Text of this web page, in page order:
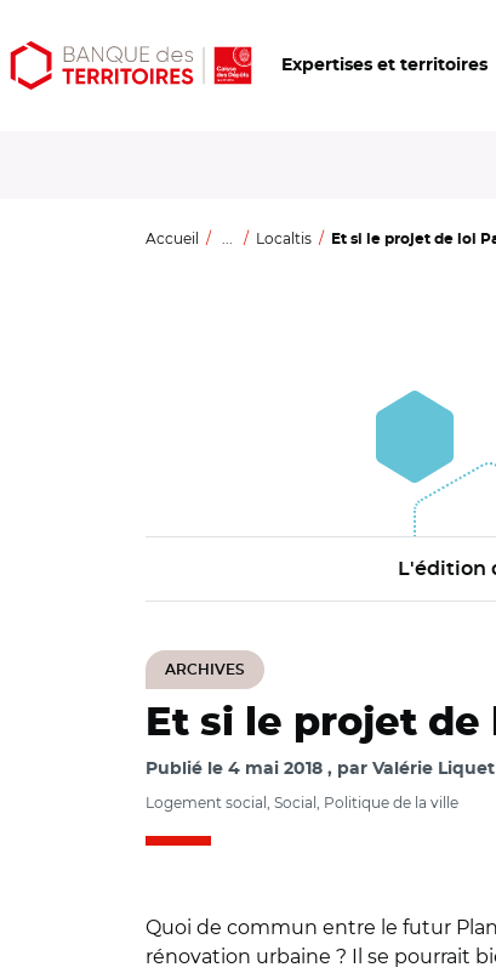
Aller
au
Aller
au
Ouvrir
les
Expertises et territoires
Accueil ... Localtis Et si le projet de loi
L'édition
ARCHIVES
Et si le projet
Publié le 4 mai 2018 par Valérie Liquet
Logement social, Social, Politique de la ville
Quoi de commun entre le futur
rénovation urbaine ? Il se pourrait